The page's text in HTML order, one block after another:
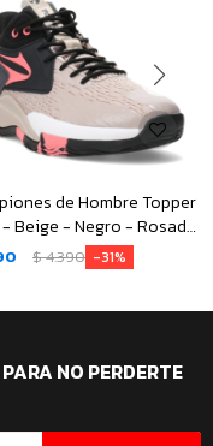
de Hombre Topper
Beige - Negro - Rosado
$4.390 31
NO PERDERTE